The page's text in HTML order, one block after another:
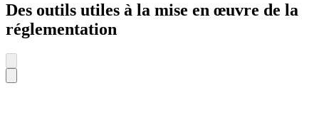
Des outils utiles à la mise en œuvre de la
réglementation